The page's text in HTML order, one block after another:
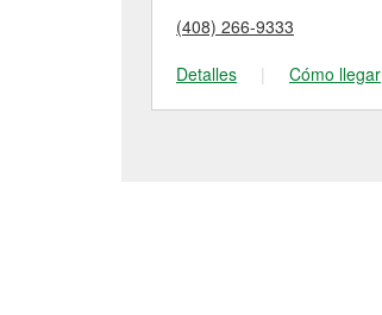
(408) 266-9333
Detalles
| Cómo llegar